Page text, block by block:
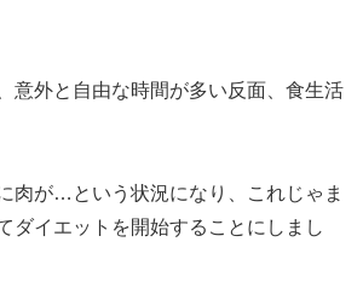
意外と自由な時間が多い反面、食生活
肉が…という状況になり、これじゃま
ダイエットを開始することにしまし